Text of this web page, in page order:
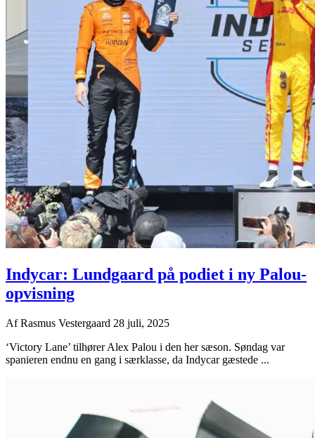
Indycar: Lundgaard på podiet i ny Palou-
opvisning
AfRasmus Vestergaard 28 juli, 2025
‘Victory Lane’ tilhører Alex Palou i den her sæson. Søndag var
spanieren endnu en gang i særklasse, da Indycar gæstede ...